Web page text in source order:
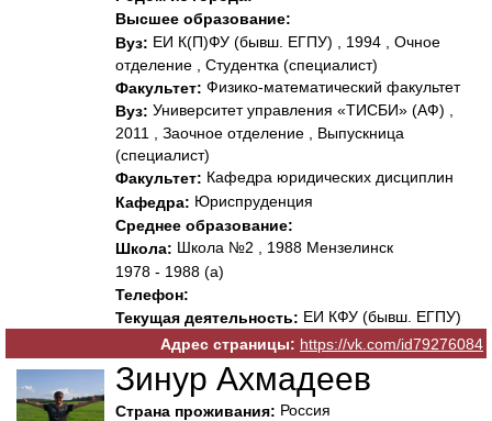
Высшее образование:
Вуз: ЕИ К(П)ФУ (бывш. ЕГПУ) , 1994 , Очное
отделение , Студентка (специалист)
Факультет: Физико-математический факультет
Вуз: Университет управления «ТИСБИ» (АФ) ,
2011 , Заочное отделение , Выпускница
(специалист)
Факультет: Кафедра юридических дисциплин
Кафедра: Юриспруденция
Среднее образование:
Школа: Школа №2 , 1988 Мензелинск
1978 - 1988 (а)
Телефон:
Текущая деятельность: ЕИ КФУ (бывш. ЕГПУ)
Адрес страницы: https://vk.com/id79276084
Зинур Ахмадеев
Страна проживания: Россия